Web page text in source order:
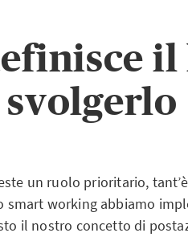
il
svolgerlo
un ruolo prioritario,
working abbiamo
il nostro concetto di